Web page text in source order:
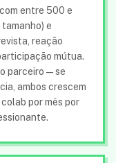
entre 500 e
e
reação
mútua.
parceiro — se
ambos crescem
por mês por